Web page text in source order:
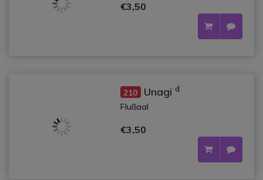
€3,50
210 Unagi d
Flußaal
€3,50